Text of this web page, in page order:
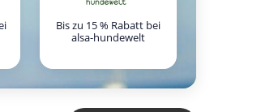
Bis zu 15 % Rabatt bei
alsa-hundewelt